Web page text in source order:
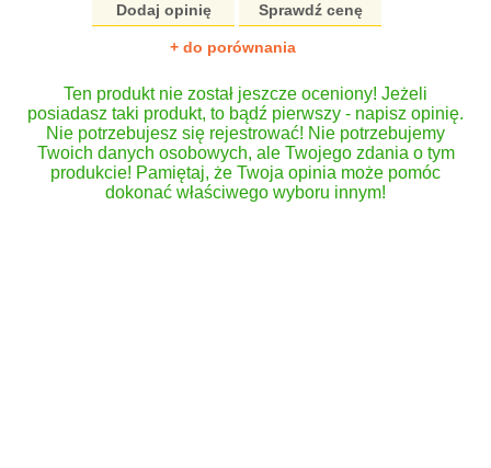
Dodaj opinię Sprawdź cenę
+ do porównania
Ten produkt nie został jeszcze oceniony! Jeżeli
posiadasz taki produkt, to bądź pierwszy - napisz opinię.
Nie potrzebujesz się rejestrować! Nie potrzebujemy
Twoich danych osobowych, ale Twojego zdania o tym
produkcie! Pamiętaj, że Twoja opinia może pomóc
dokonać właściwego wyboru innym!